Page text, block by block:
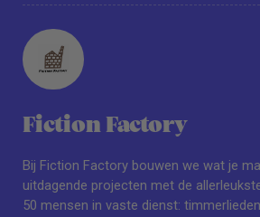
Fiction Factory
Bij Fiction Factory bouwen we wat je
uitdagende projecten met de
50 mensen in vaste dienst: